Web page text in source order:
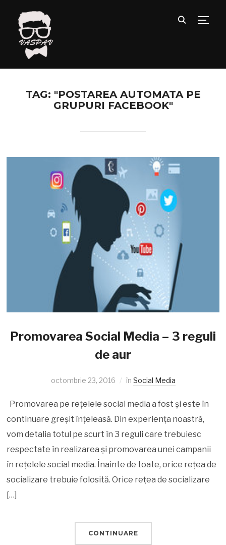
TAG: "POSTAREA AUTOMATA PE
GRUPURI FACEBOOK"
Promovarea Social Media – 3 reguli
de aur
octombrie 23, 2016 în Social Media
Promovarea pe rețelele social media a fost și este în
continuare greșit înțeleasă. Din experiența noastră,
vom detalia totul pe scurt în 3 reguli care trebuiesc
respectate în realizarea și promovarea unei campanii
în rețelele social media. Înainte de toate, orice rețea de
socializare trebuie folosită. Orice rețea de socializare
[…]
CONTINUARE